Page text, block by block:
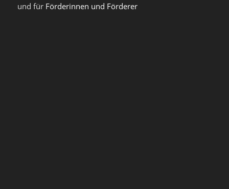
und für Förderinnen und Förderer